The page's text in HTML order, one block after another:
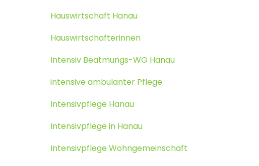
Hauswirtschaft Hanau
Hauswirtschafterinnen
Intensiv Beatmungs-WG Hanau
intensive ambulanter Pflege
Intensivpflege Hanau
Intensivpflege in Hanau
Intensivpflege Wohngemeinschaft